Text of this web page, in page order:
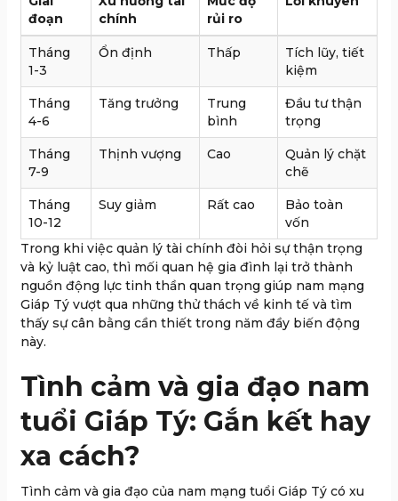
đoạn
chính
rủi ro
Tháng
1-3
Ổn định Thấp
Tích lũy, tiết
kiệm
Tháng
4-6
Tăng trưởng
Trung
bình
Đầu tư thận
trọng
Tháng
7-9
Thịnh vượng Cao
Quản lý chặt
chẽ
Tháng
10-12
Suy giảm Rất cao
Bảo toàn
vốn
Trong khi việc quản lý tài chính đòi hỏi sự thận trọng
và kỷ luật cao, thì mối quan hệ gia đình lại trở thành
nguồn động lực tinh thần quan trọng giúp nam mạng
Giáp Tý vượt qua những thử thách về kinh tế và tìm
thấy sự cân bằng cần thiết trong năm đầy biến động
này.
Tình cảm và gia đạo nam
tuổi Giáp Tý: Gắn kết hay
xa cách?
Tình cảm và gia đạo của nam mạng tuổi Giáp Tý có xu